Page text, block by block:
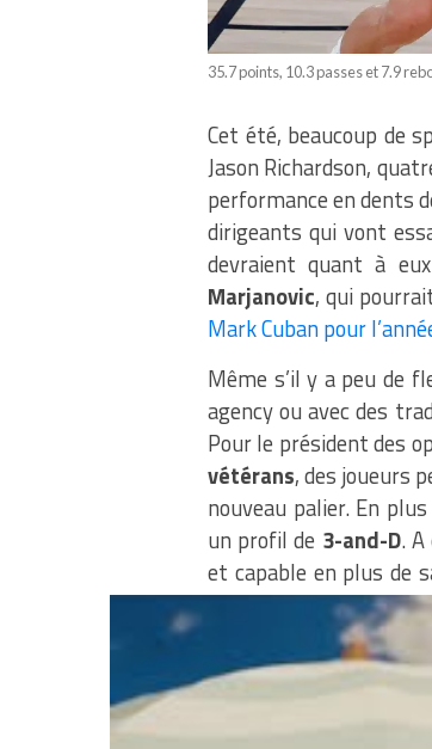
35.7 points, 10.3 passes et 7.9
Cet été, beaucoup de
Jason Richardson,
performance en dents
dirigeants qui vont
devraient quant à
Marjanovic, qui
Mark Cuban pour
Même s’il y a peu de
agency ou avec des
Pour le président des
vétérans, des joueurs
nouveau palier. En
un profil de 3-and-D. A
et capable en plus de
Mavs sait qu’il doit
« Nous
C’est un